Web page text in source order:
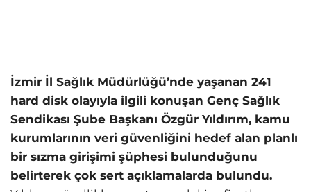
İzmir İl Sağlık Müdürlüğü’nde yaşanan 241
hard disk olayıyla ilgili konuşan Genç Sağlık
Sendikası Şube Başkanı Özgür Yıldırım, kamu
kurumlarının veri güvenliğini hedef alan planlı
bir sızma girişimi şüphesi bulunduğunu
belirterek çok sert açıklamalarda bulundu.